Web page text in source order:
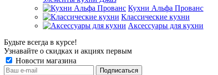
Кухни Альфа Прованс
Классические кухни
Аксессуары для кухни
Будьте всегда в курсе!
Узнавайте о скидках и акциях первым
Новости магазина